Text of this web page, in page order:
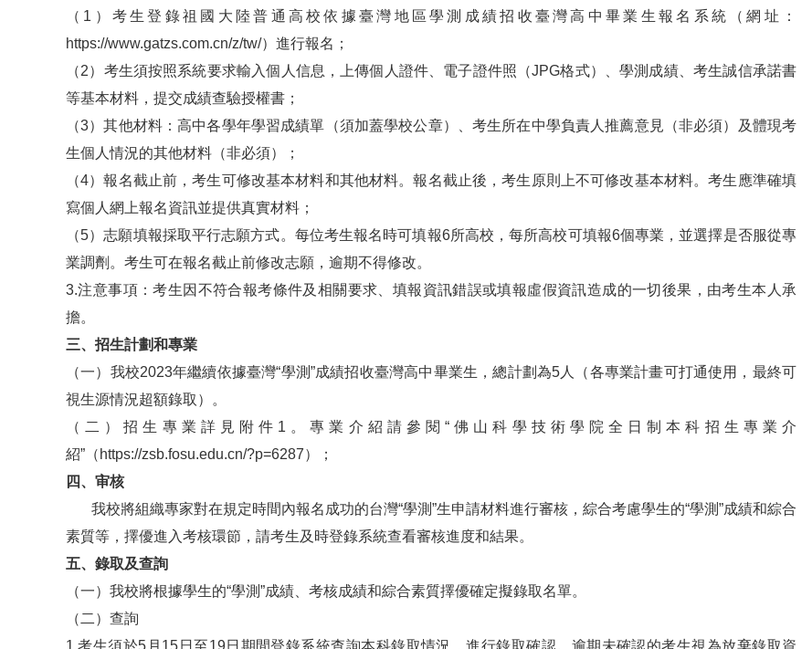
（1）考生登錄祖國大陸普通高校依據臺灣地區學測成績招收臺灣高中畢業生報名系統（網址：
https://www.gatzs.com.cn/z/tw/）進行報名；
（2）考生須按照系統要求輸入個人信息，上傳個人證件、電子證件照（JPG格式）、學測成績、考生誠信承諾書
等基本材料，提交成績查驗授權書；
（3）其他材料：高中各學年學習成績單（須加蓋學校公章）、考生所在中學負責人推薦意見（非必須）及體現考
生個人情況的其他材料（非必須）；
（4）報名截止前，考生可修改基本材料和其他材料。報名截止後，考生原則上不可修改基本材料。考生應準確填
寫個人網上報名資訊並提供真實材料；
（5）志願填報採取平行志願方式。每位考生報名時可填報6所高校，每所高校可填報6個專業，並選擇是否服從專
業調劑。考生可在報名截止前修改志願，逾期不得修改。
3.注意事項：考生因不符合報考條件及相關要求、填報資訊錯誤或填報虛假資訊造成的一切後果，由考生本人承
擔。
三、招生計劃和專業
（一）我校2023年繼續依據臺灣“學測”成績招收臺灣高中畢業生，總計劃為5人（各專業計畫可打通使用，最終可
視生源情況超額錄取）。
（二）招生專業詳見附件1。專業介紹請參閱“佛山科學技術學院全日制本科招生專業介
紹”（https://zsb.fosu.edu.cn/?p=6287）；
四、审核
我校將組織專家對在規定時間內報名成功的台灣“學測”生申請材料進行審核，綜合考慮學生的“學測”成績和綜合
素質等，擇優進入考核環節，請考生及時登錄系統查看審核進度和結果。
五、錄取及查詢
（一）我校將根據學生的“學測”成績、考核成績和綜合素質擇優確定擬錄取名單。
（二）查詢
1.考生須於5月15日至19日期間登錄系統查詢本科錄取情況，進行錄取確認。逾期未確認的考生視為放棄錄取資